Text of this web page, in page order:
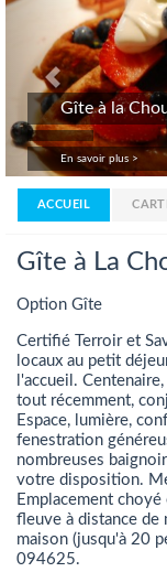
Gîte à la
En savoir plus >
ACCUEIL
Gîte à La
Option Gîte
Certifié Terroir et
locaux au petit
l'accueil.
tout récemment,
Espace, lumière,
fenestration
nombreuses
votre disposition.
Emplacement
fleuve à distance de
maison (jusqu'à 20
094625.